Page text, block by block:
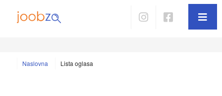
Naslovna Lista oglasa